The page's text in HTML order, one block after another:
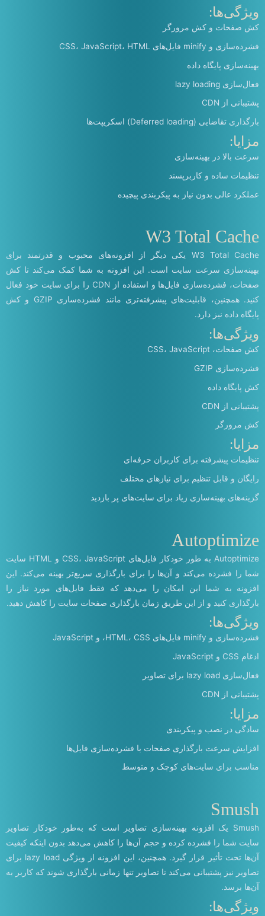
ویژگی‌ها:
کش صفحات و کش مرورگر
فشرده‌سازی و minify فایل‌های CSS، JavaScript، HTML
بهینه‌سازی پایگاه داده
فعال‌سازی lazy loading
پشتیبانی از CDN
بارگذاری تقاضایی (Deferred loading) اسکریپت‌ها
مزایا:
سرعت بالا در بهینه‌سازی
تنظیمات ساده و کاربرپسند
عملکرد عالی بدون نیاز به پیکربندی پیچیده
W3 Total Cache
W3 Total Cache یکی دیگر از افزونه‌های محبوب و قدرتمند برای
بهینه‌سازی سرعت سایت است. این افزونه به شما کمک می‌کند تا کش
صفحات، فشرده‌سازی فایل‌ها و استفاده از CDN را برای سایت خود فعال
کنید. همچنین، قابلیت‌های پیشرفته‌تری مانند فشرده‌سازی GZIP و کش
پایگاه داده نیز دارد.
ویژگی‌ها:
کش صفحات، CSS، JavaScript
فشرده‌سازی GZIP
کش پایگاه داده
پشتیبانی از CDN
کش مرورگر
مزایا:
تنظیمات پیشرفته برای کاربران حرفه‌ای
رایگان و قابل تنظیم برای نیازهای مختلف
گزینه‌های بهینه‌سازی زیاد برای سایت‌های پر بازدید
Autoptimize
Autoptimize به طور خودکار فایل‌های CSS، JavaScript و HTML سایت
شما را فشرده می‌کند و آن‌ها را برای بارگذاری سریع‌تر بهینه می‌کند. این
افزونه به شما این امکان را می‌دهد که فقط فایل‌های مورد نیاز را
بارگذاری کنید و از این طریق زمان بارگذاری صفحات سایت را کاهش دهید.
ویژگی‌ها:
فشرده‌سازی و minify فایل‌های HTML، CSS، و JavaScript
ادغام CSS و JavaScript
فعال‌سازی lazy load برای تصاویر
پشتیبانی از CDN
مزایا:
سادگی در نصب و پیکربندی
افزایش سرعت بارگذاری صفحات با فشرده‌سازی فایل‌ها
مناسب برای سایت‌های کوچک و متوسط
Smush
Smush یک افزونه بهینه‌سازی تصاویر است که به‌طور خودکار تصاویر
سایت شما را فشرده کرده و حجم آن‌ها را کاهش می‌دهد بدون اینکه کیفیت
آن‌ها تحت تأثیر قرار گیرد. همچنین، این افزونه از ویژگی lazy load برای
تصاویر نیز پشتیبانی می‌کند تا تصاویر تنها زمانی بارگذاری شوند که کاربر به
آن‌ها برسد.
ویژگی‌ها: